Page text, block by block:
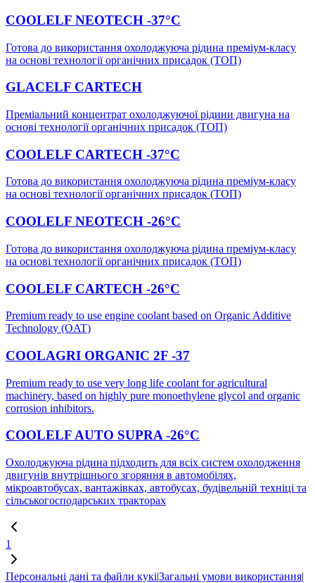
COOLELF NEOTECH -37°C
Готова до використання охолоджуюча рідина преміум-класу
на основі технології органічних присадок (ТОП)
GLACELF CARTECH
Преміальний концентрат охолоджуючої рідини двигуна на
основі технології органічних присадок (ТОП)
COOLELF CARTECH -37°C
Готова до використання охолоджуюча рідина преміум-класу
на основі технології органічних присадок (ТОП)
COOLELF NEOTECH -26°C
Готова до використання охолоджуюча рідина преміум-класу
на основі технології органічних присадок (ТОП)
COOLELF CARTECH -26°C
Premium ready to use engine coolant based on Organic Additive
Technology (OAT)
COOLAGRI ORGANIC 2F -37
Premium ready to use very long life coolant for agricultural
machinery, based on highly pure monoethylene glycol and organic
corrosion inhibitors.
COOLELF AUTO SUPRA -26°C
Охолоджуюча рідина підходить для всіх систем охолодження
двигунів внутрішнього згоряння в автомобілях,
мікроавтобусах, вантажівках, автобусах, будівельній техніці та
сільськогосподарських тракторах
1
Персональні дані та файли кукі|Загальні умови використання|